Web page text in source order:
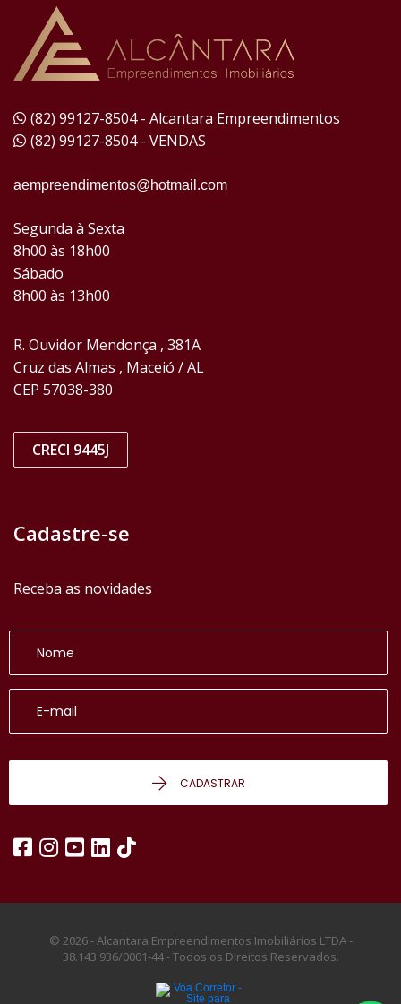
(82) 99127-8504 - Alcantara Empreendimentos
(82) 99127-8504 - VENDAS
aempreendimentos@hotmail.com
Segunda à Sexta
8h00 às 18h00
Sábado
8h00 às 13h00
R. Ouvidor Mendonça , 381A
Cruz das Almas , Maceió / AL
CEP 57038-380
CRECI 9445J
Cadastre-se
Receba as novidades
CADASTRAR
© 2026 - Alcantara Empreendimentos Imobiliários LTDA -
38.143.936/0001-44 -Todos os Direitos Reservados.